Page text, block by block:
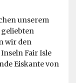
unserem
wir den
Fair Isle
Eiskante von